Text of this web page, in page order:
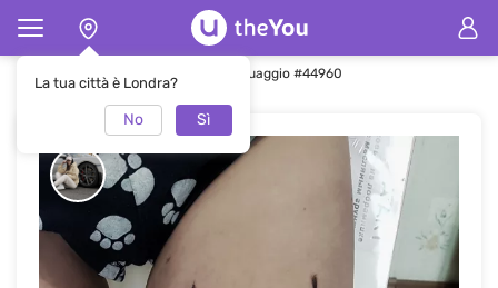
La tua città è Londra?
No Sì
Pagina principale Tatuaggio Tatuaggio #44960